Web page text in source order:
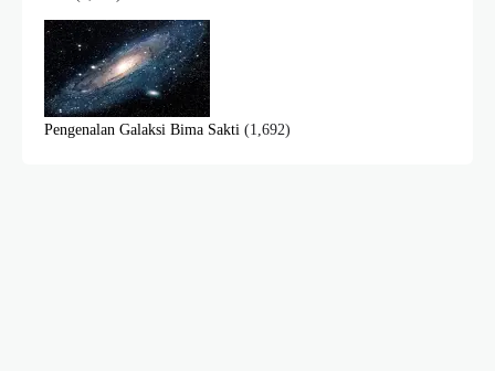
Pengenalan Galaksi Bima Sakti (1,692)